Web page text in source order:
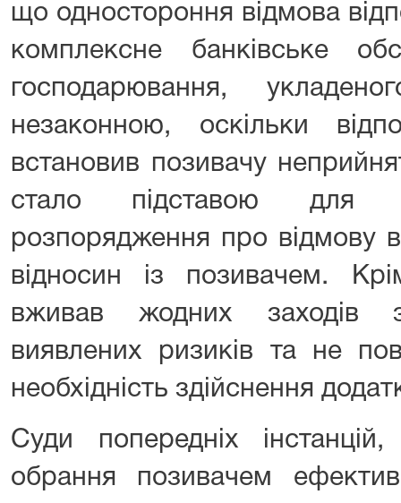
що одностороння відмова
комплексне банківське
господарювання,
незаконною, оскільки
встановив позивачу
стало підставою для
розпорядження про відмову
відносин із позивачем.
вживав жодних заходів
виявлених ризиків та не
необхідність здійснення
Суди попередніх
обрання позивачем